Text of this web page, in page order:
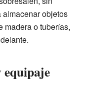
almacenar objetos
madera o tuberías,
equipaje